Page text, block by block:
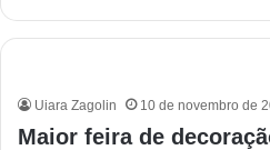
Uiara Zagolin 10 de novembro de
Maior feira de